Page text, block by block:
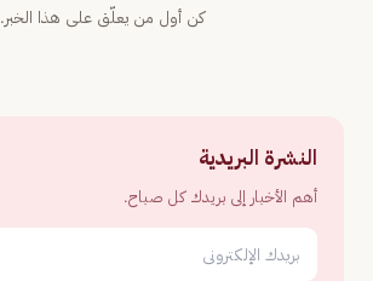
كن أول من يعلّق على هذا الخبر.
النشرة البريدية
أهم الأخبار إلى بريدك كل صباح.